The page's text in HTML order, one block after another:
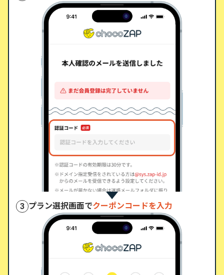
3 プラン選択画面でクーポンコードを入力